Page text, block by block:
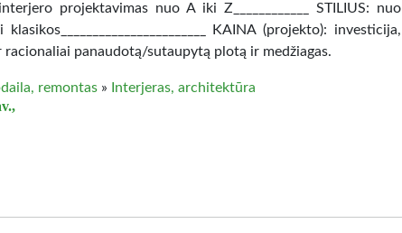
projektavimas nuo A iki Z____________ STILIUS: nuo
KAINA (projekto): investicija,
panaudotą/sutaupytą plotą ir medžiagas.
remontas»
Interjeras, architektūra